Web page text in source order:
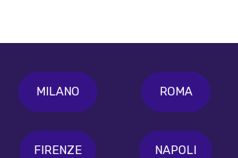
MILANO ROMA
FIRENZE NAPOLI